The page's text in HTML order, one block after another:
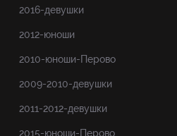
2016-девушки
2012-юноши
2010-юноши-Перово
2009-2010-девушки
2011-2012-девушки
2015-юноши-Перово